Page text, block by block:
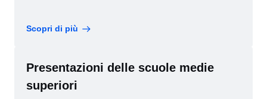
Scopri di più
Presentazioni delle scuole medie
superiori